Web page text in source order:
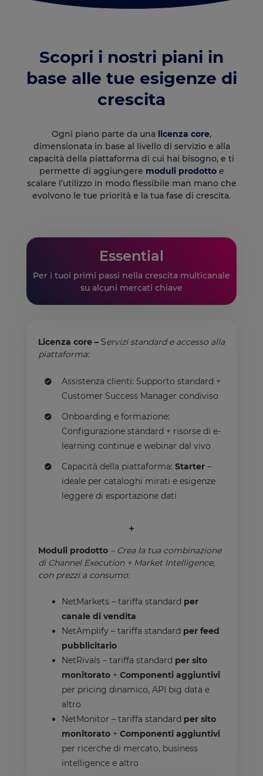
Scopri i nostri piani in
base alle tue esigenze di
crescita
Ogni piano parte da una licenza core,
dimensionata in base al livello di servizio e alla
capacità della piattaforma di cui hai bisogno, e ti
permette di aggiungere moduli prodottoe
scalare l’utilizzo in modo flessibile man mano che
evolvono le tue priorità e la tua fase di crescita.
Essential
Per i tuoi primi passi nella crescita multicanale
su alcuni mercati chiave
Licenza core –Servizi standard e accesso alla
piattaforma:
Assistenza clienti: Supporto standard +
Customer Success Manager condiviso
Onboarding e formazione:
Configurazione standard + risorse di e-
learning continue e webinar dal vivo
Capacità della piattaforma: Starter–
ideale per cataloghi mirati e esigenze
leggere di esportazione dati
＋
Moduli prodotto – Crea la tua combinazione
di Channel Execution + Market Intelligence,
con prezzi a consumo:
NetMarkets – tariffa standard per
canale di vendita
NetAmplify – tariffa standard per feed
pubblicitario
NetRivals – tariffa standard per sito
monitorato+ Componenti aggiuntivi
per pricing dinamico, API big data e
altro
NetMonitor – tariffa standard per sito
monitorato+ Componenti aggiuntivi
per ricerche di mercato, business
intelligence e altro